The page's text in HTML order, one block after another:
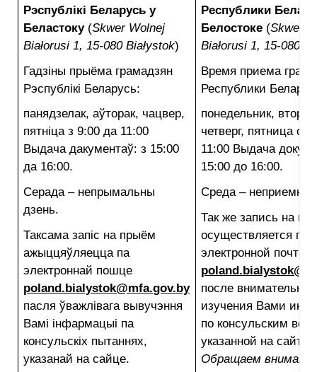
Рэспублікі Беларусь у
Беластоку(Skwer Wolnej
Białorusi 1, 15-080 Białystok)
Гадзіны прыёма грамадзян
Рэспублікі Беларусь:
панядзелак, аўторак, чацвер,
пятніца з 9:00 да 11:00
Выдача дакументаў: з 15:00
да 16:00.
Серада – непрымальны
дзень.
Таксама запіс на прыём
ажыццяўляецца па
электроннай пошце
poland.bialystok@mfa.gov.by
пасля ўважлівага вывучэння
Вамі інфармацыі па
консульскіх пытаннях,
указанай на сайце.
Республики
Белостоке (Skwer
Białorusi 1, 15-080
Время приема
Республики
понедельник,
четверг, пятница с
11:00 Выдача
15:00 до 16:00.
Среда –
Так же запись на
осуществляется по
электронной почте
после
изучения Вами
по консульским
указанной на сайте.
Обращаем